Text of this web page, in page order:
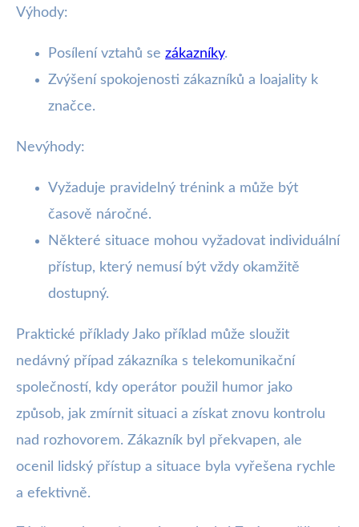
Výhody:
Posílení vztahů se zákazníky.
Zvýšení spokojenosti zákazníků a loajality k
značce.
Nevýhody:
Vyžaduje pravidelný trénink a může být
časově náročné.
Některé situace mohou vyžadovat individuální
přístup, který nemusí být vždy okamžitě
dostupný.
Praktické příklady Jako příklad může sloužit
nedávný případ zákazníka s telekomunikační
společností, kdy operátor použil humor jako
způsob, jak zmírnit situaci a získat znovu kontrolu
nad rozhovorem. Zákazník byl překvapen, ale
ocenil lidský přístup a situace byla vyřešena rychle
a efektivně.